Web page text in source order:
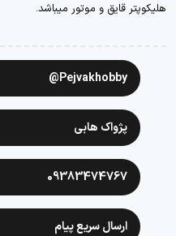
هلیکوپتر قایق و موتور میباشد.
Pejvakhobby@
پژواک هابی
09383474767
ارسال سریع پیام